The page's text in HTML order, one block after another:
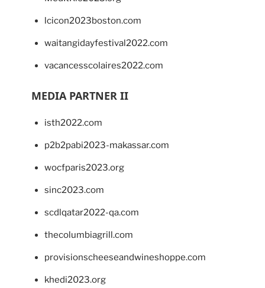
lcicon2023boston.com
waitangidayfestival2022.com
vacancesscolaires2022.com
MEDIA PARTNER II
isth2022.com
p2b2pabi2023-makassar.com
wocfparis2023.org
sinc2023.com
scdlqatar2022-qa.com
thecolumbiagrill.com
provisionscheeseandwineshoppe.com
khedi2023.org